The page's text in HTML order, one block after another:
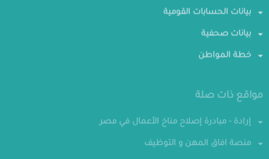
بيانات الحسابات القومية
بيانات صحفية
خطة المواطن
مواقع ذات صلة
إرادة - مبادرة إصلاح مناخ الأعمال في مصر